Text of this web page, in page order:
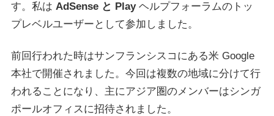
す。私は AdSense と Playヘルプフォーラムのトッ
プレベルユーザーとして参加しました。
前回行われた時はサンフランシスコにある米 Google
本社で開催されました。今回は複数の地域に分けて行
われることになり、主にアジア圏のメンバーはシンガ
ポールオフィスに招待されました。